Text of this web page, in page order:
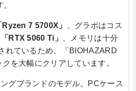
Ryzen 7 5700X」
、グラボはコス
「RTX 5060 Ti」
、メモリは十分
れているため、「BIOHAZARD
を大幅にクリアしています。
グブランドのモデル。PCケース